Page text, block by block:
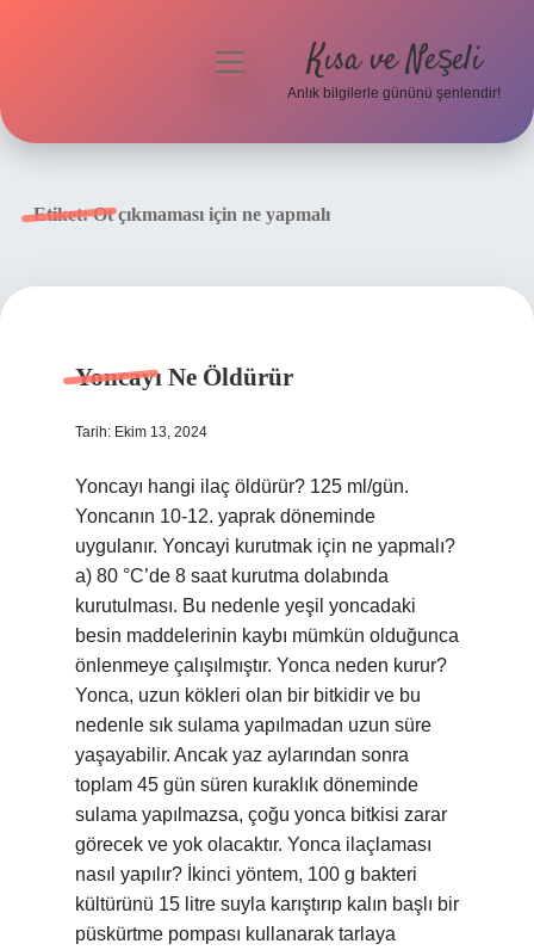
menüyü
Kısa ve Neşeli
Anlık bilgilerle gününü şenlendir!
Etiket:Ot çıkmaması için ne yapmalı
Yoncayı Ne Öldürür
Tarih: Ekim 13, 2024
Yoncayı hangi ilaç öldürür? 125 ml/gün.
Yoncanın 10-12. yaprak döneminde
uygulanır. Yoncayi kurutmak için ne yapmalı?
a) 80 °C’de 8 saat kurutma dolabında
kurutulması. Bu nedenle yeşil yoncadaki
besin maddelerinin kaybı mümkün olduğunca
önlenmeye çalışılmıştır. Yonca neden kurur?
Yonca, uzun kökleri olan bir bitkidir ve bu
nedenle sık sulama yapılmadan uzun süre
yaşayabilir. Ancak yaz aylarından sonra
toplam 45 gün süren kuraklık döneminde
sulama yapılmazsa, çoğu yonca bitkisi zarar
görecek ve yok olacaktır. Yonca ilaçlaması
nasıl yapılır? İkinci yöntem, 100 g bakteri
kültürünü 15 litre suyla karıştırıp kalın başlı bir
püskürtme pompası kullanarak tarlaya